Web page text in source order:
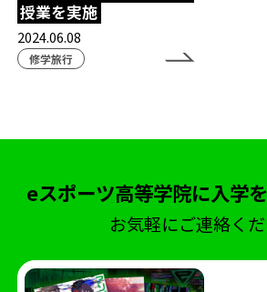
外部理事
模試
ガリットチュウ福島善成
コミュニケーション
ポケモン
北熊本駐屯地
陸上自衛隊
熊本シティエフエム
ラジオ
授業を実施
2024.06.08
修学旅行
eスポーツ高等学院に入学
お気軽にご連絡く